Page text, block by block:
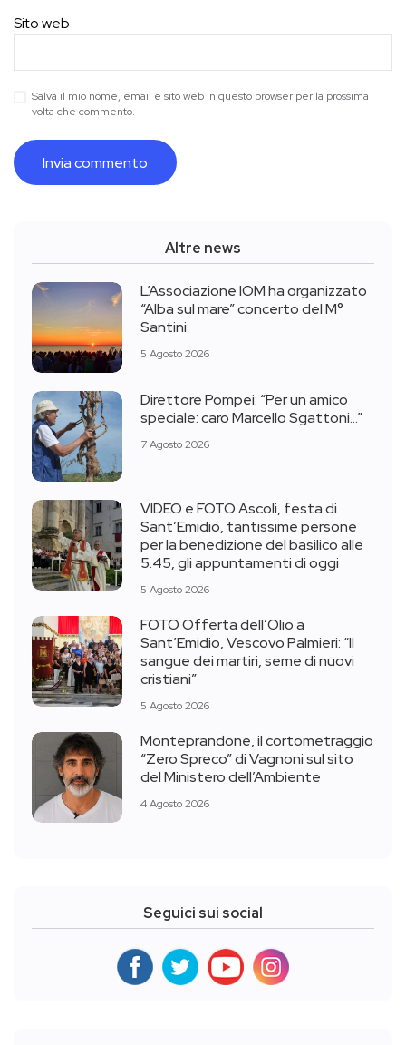
Sito web
Salva il mio nome, email e sito web in questo browser per la prossima
volta che commento.
Altre news
L’Associazione IOM ha organizzato
“Alba sul mare” concerto del M°
Santini
5 Agosto 2026
Direttore Pompei: “Per un amico
speciale: caro Marcello Sgattoni…”
7 Agosto 2026
VIDEO e FOTO Ascoli, festa di
Sant’Emidio, tantissime persone
per la benedizione del basilico alle
5.45, gli appuntamenti di oggi
5 Agosto 2026
FOTO Offerta dell’Olio a
Sant’Emidio, Vescovo Palmieri: “Il
sangue dei martiri, seme di nuovi
cristiani”
5 Agosto 2026
Monteprandone, il cortometraggio
“Zero Spreco” di Vagnoni sul sito
del Ministero dell’Ambiente
4 Agosto 2026
Seguici sui social